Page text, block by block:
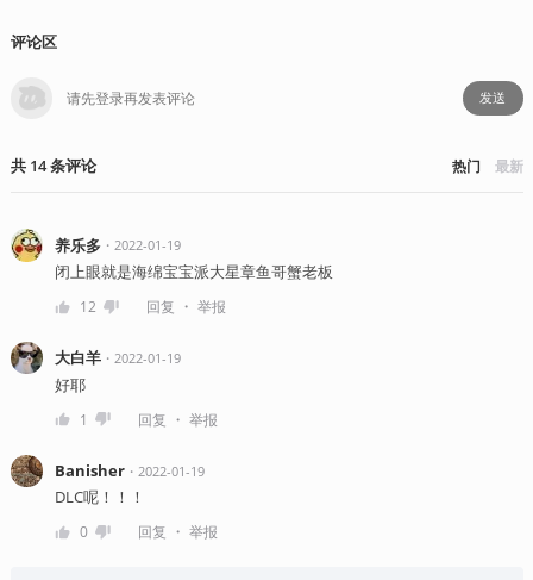
评论区
发送
共 14条评论 热门 最新
养乐多・ 2022-01-19
闭上眼就是海绵宝宝派大星章鱼哥蟹老板
12 回复 ・ 举报
大白羊・ 2022-01-19
好耶
1 回复 ・ 举报
Banisher・ 2022-01-19
DLC呢！！！
0 回复 ・ 举报